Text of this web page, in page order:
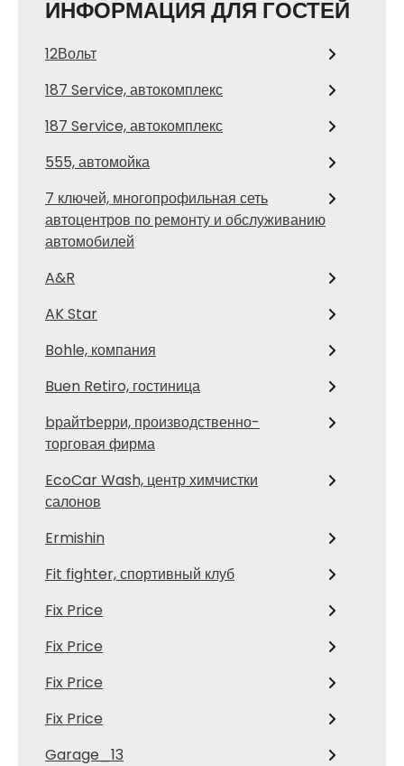
ИНФОРМАЦИЯ ДЛЯ ГОСТЕЙ
12Вольт
187 Service, автокомплекс
187 Service, автокомплекс
555, автомойка
7 ключей, многопрофильная сеть
автоцентров по ремонту и обслуживанию
автомобилей
A&R
AK Star
Bohle, компания
Buen Retiro, гостиница
bрайтbерри, производственно-
торговая фирма
EcoCar Wash, центр химчистки
салонов
Ermishin
Fit fighter, спортивный клуб
Fix Price
Fix Price
Fix Price
Fix Price
Garage_13